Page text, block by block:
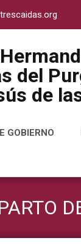
del
de
GOBIERNO